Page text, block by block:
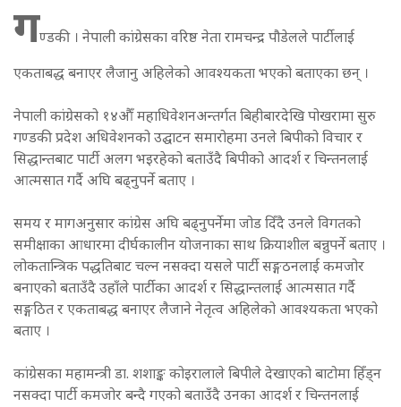
गण्डकी । नेपाली कांग्रेसका वरिष्ठ नेता रामचन्द्र पौडेलले पार्टीलाई
एकताबद्ध बनाएर लैजानु अहिलेको आवश्यकता भएको बताएका छन् ।
नेपाली कांग्रेसको १४औँ महाधिवेशनअन्तर्गत बिहीबारदेखि पोखरामा सुरु
गण्डकी प्रदेश अधिवेशनको उद्घाटन समारोहमा उनले बिपीको विचार र
सिद्धान्तबाट पार्टी अलग भइरहेको बताउँदै बिपीको आदर्श र चिन्तनलाई
आत्मसात गर्दै अघि बढ्नुपर्ने बताए ।
समय र मागअनुसार कांग्रेस अघि बढ्नुपर्नेमा जोड दिँदै उनले विगतको
समीक्षाका आधारमा दीर्घकालीन योजनाका साथ क्रियाशील बन्नुपर्ने बताए ।
लोकतान्त्रिक पद्धतिबाट चल्न नसक्दा यसले पार्टी सङ्गठनलाई कमजोर
बनाएको बताउँदै उहाँले पार्टीका आदर्श र सिद्धान्तलाई आत्मसात गर्दै
सङ्गठित र एकताबद्ध बनाएर लैजाने नेतृत्व अहिलेको आवश्यकता भएको
बताए ।
कांग्रेसका महामन्त्री डा. शशाङ्क कोइरालाले बिपीले देखाएको बाटोमा हिँड्न
नसक्दा पार्टी कमजोर बन्दै गएको बताउँदै उनका आदर्श र चिन्तनलाई